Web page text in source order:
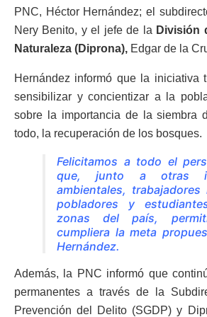
PNC, Héctor Hernández; el
Nery Benito, y el jefe de la División
Naturaleza (Diprona), Edgar de la
Hernández informó que la iniciativa
sensibilizar y concientizar a la
sobre la importancia de la siembra
todo, la recuperación de los bosques.
Felicitamos a todo el
que, junto a otras
ambientales, trabajadores
pobladores y
zonas del país,
cumpliera la meta
Hernández.
Además, la PNC informó que
permanentes a través de la
Prevención del Delito (SGDP) y